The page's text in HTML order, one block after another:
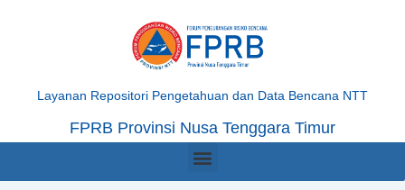
Layanan Repositori Pengetahuan dan Data Bencana NTT
FPRB Provinsi Nusa Tenggara Timur
Menu